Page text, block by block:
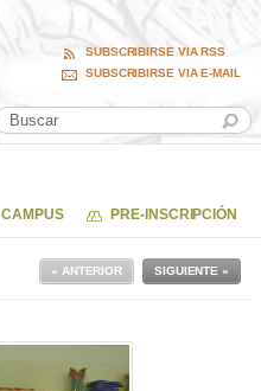
SUBSCRIBIRSE VIA RSS
SUBSCRIBIRSE VIA E-MAIL
CAMPUS PRE-INSCRIPCIÓN
SIGUIENTE »
« ANTERIOR